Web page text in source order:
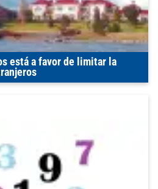
está a favor de limitar la